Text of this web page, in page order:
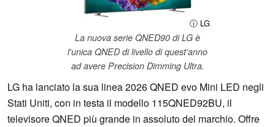
ⓘ LG
La nuova serie QNED90 di LG è
l'unica QNED di livello di quest'anno
ad avere Precision Dimming Ultra.
LG ha lanciato la sua linea 2026 QNED evo Mini LED negli
Stati Uniti, con in testa il modello 115QNED92BU, il
televisore QNED più grande in assoluto del marchio. Offre